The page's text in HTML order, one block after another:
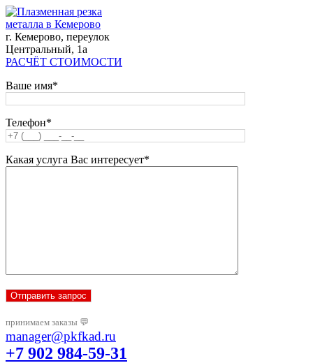
г. Кемерово, переулок
Центральный, 1а
РАСЧЁТ СТОИМОСТИ
Ваше имя*
Телефон*
Какая услуга Вас интересует*
принимаем заказы 💬
manager@pkfkad.ru
+7 902 984-59-31